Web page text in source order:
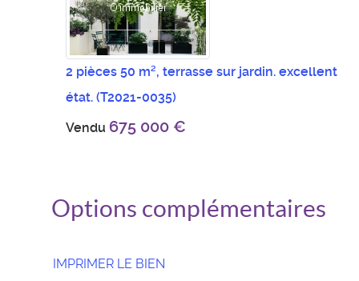
2 pièces 50 m², terrasse sur jardin. excellent
état. (T2021-0035)
Vendu 675 000 €
Options complémentaires
IMPRIMER LE BIEN